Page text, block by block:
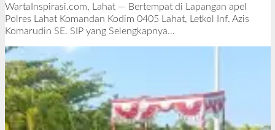
l
e
WartaInspirasi.com, Lahat — Bertempat di Lapangan apel
Polres Lahat Komandan Kodim 0405 Lahat, Letkol Inf. Azis
Komarudin SE. SIP yang Selengkapnya…